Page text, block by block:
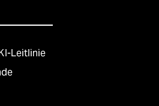
Leitlinie